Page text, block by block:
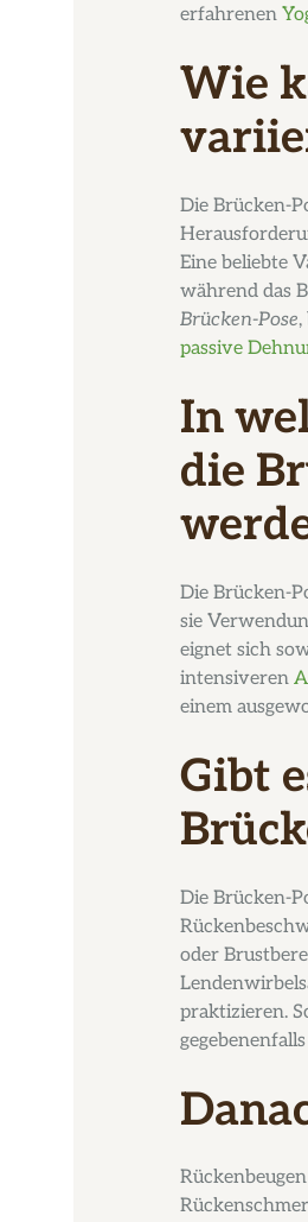
erfahrenen
Wie
Die Brücken-
Eine beliebte
während das
Brücken-Pose
passive
In
die
Die Brücken-
sie
eignet sich
intensiveren
einem
Gibt
Die Brücken-
oder
praktizieren.
Rückenbeugen